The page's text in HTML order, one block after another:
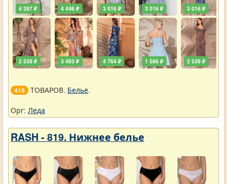
4 287 ₽
2 539 ₽
4 446 ₽
3 493 ₽
3 016 ₽
4 764 ₽
3 016 ₽
1 586 ₽
3 016 ₽
2 539 ₽
419 ТОВАРОВ. Белье.
Орг: Леда
RASH - 819. Нижнее белье